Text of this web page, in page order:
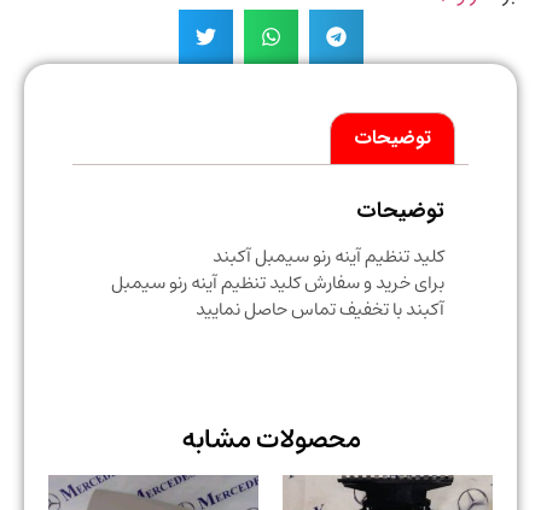
توضیحات
توضیحات
کلید تنظیم آینه رنو سیمبل آکبند
برای خرید و سفارش کلید تنظیم آینه رنو سیمبل
آکبند با تخفیف تماس حاصل نمایید
محصولات مشابه